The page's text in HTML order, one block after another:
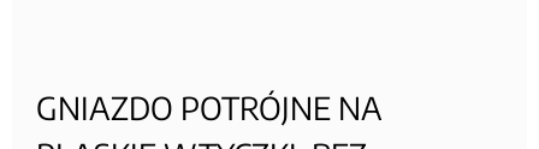
GNIAZDO POTRÓJNE NA